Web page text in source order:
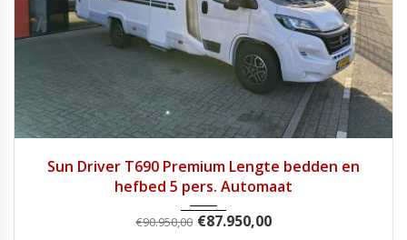
Sun Driver T690 Premium Lengte bedden en
hefbed 5 pers. Automaat
€90.950,00 €87.950,00